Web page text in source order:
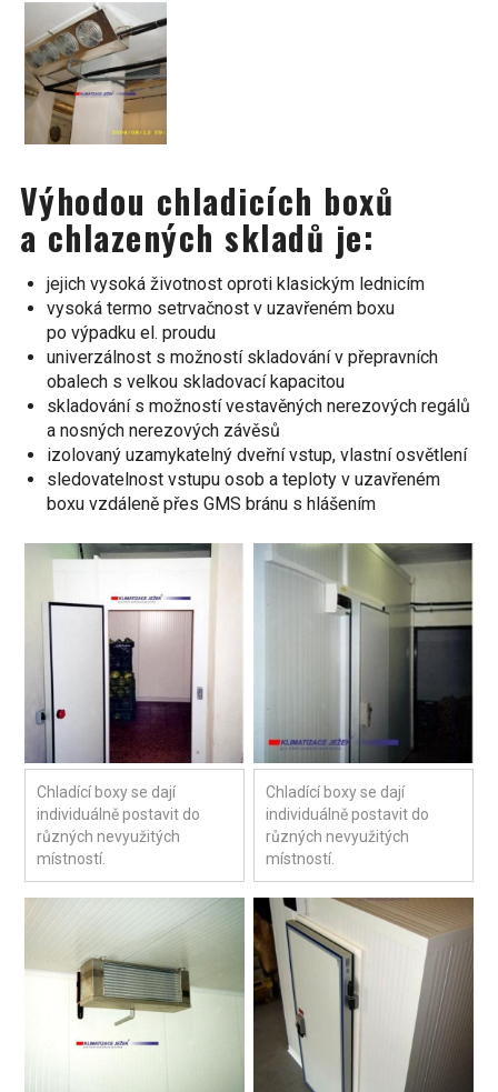
Výhodou chladicích boxů
a chlazených skladů je:
jejich vysoká životnost oproti klasickým lednicím
vysoká termo setrvačnost v uzavřeném boxu
po výpadku el. proudu
univerzálnost s možností skladování v přepravních
obalech s velkou skladovací kapacitou
skladování s možností vestavěných nerezových regálů
a nosných nerezových závěsů
izolovaný uzamykatelný dveřní vstup, vlastní osvětlení
sledovatelnost vstupu osob a teploty v uzavřeném
boxu vzdáleně přes GMS bránu s hlášením
Chladící boxy se dají
individuálně postavit do
různých nevyužitých
místností.
Chladící boxy se dají
individuálně postavit do
různých nevyužitých
místností.